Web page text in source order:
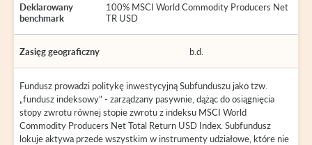
Deklarowany
benchmark
100% MSCI World Commodity Producers Net
TR USD
Zasięg geograficzny b.d.
Fundusz prowadzi politykę inwestycyjną Subfunduszu jako tzw.
„fundusz indeksowy” - zarządzany pasywnie, dążąc do osiągnięcia
stopy zwrotu równej stopie zwrotu z indeksu MSCI World
Commodity Producers Net Total Return USD Index. Subfundusz
lokuje aktywa przede wszystkim w instrumenty udziałowe, które nie